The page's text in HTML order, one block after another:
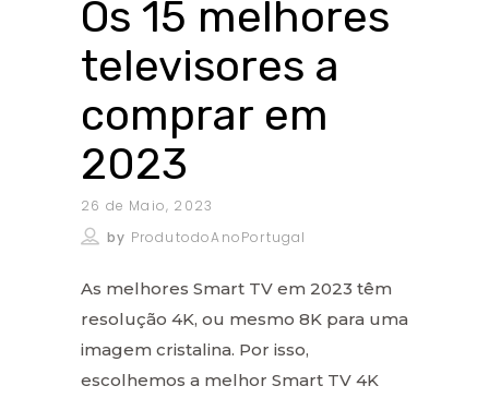
Os 15 melhores
televisores a
comprar em
2023
26 de Maio, 2023
by ProdutodoAnoPortugal
As melhores Smart TV em 2023 têm
resolução 4K, ou mesmo 8K para uma
imagem cristalina. Por isso,
escolhemos a melhor Smart TV 4K